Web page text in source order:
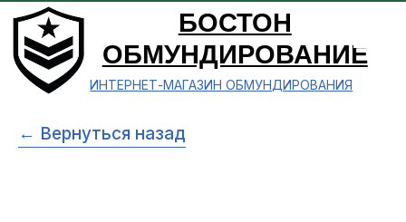
БОСТОН
ОБМУНДИРОВАНИЕ
ИНТЕРНЕТ-МАГАЗИН ОБМУНДИРОВАНИЯ
← Вернуться назад